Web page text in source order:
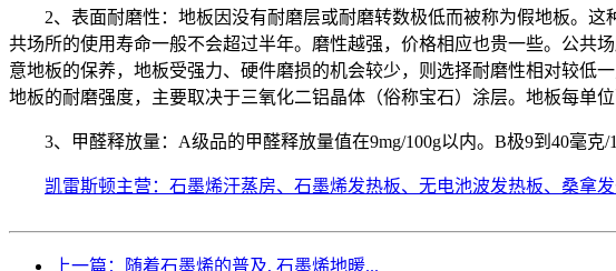
2、表面耐磨性：地板因没有耐磨层或耐磨转数极低而被称为假地板。这
共场所的使用寿命一般不会超过半年。 磨性越强，价格相应也贵一些。公共
意地板的保养，地板受强力、硬件磨损的机会较少，则选择耐磨性相对较低
地板的耐磨强度，主要取决于三氧化二铝晶体（俗称宝石）涂层。地板每单
3、甲醛释放量：A级品的甲醛释放量值在9mg/100g以内。B极9到40毫克/
凯雷斯顿主营：石墨烯汗蒸房、石墨烯发热板、无电池波发热板、桑拿
上一篇：随着石墨烯的普及, 石墨烯地暖...